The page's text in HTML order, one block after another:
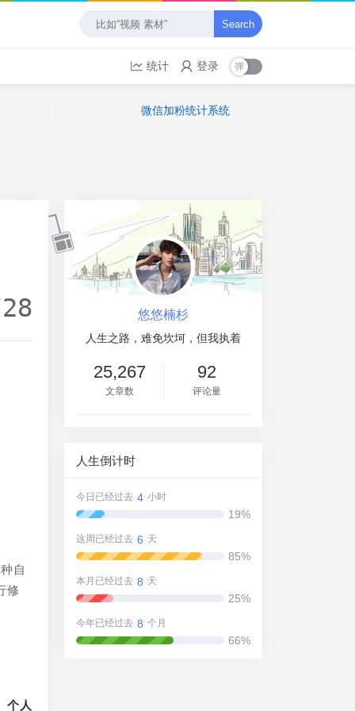
Search
统计 登录
微信加粉统计系统
自
修
个人
悠悠楠杉
人生之路，难免坎坷，但我执着
25,267
文章数
92
评论量
人生倒计时
今日已经过去 4 小时
19%
这周已经过去 6 天
85%
本月已经过去 8 天
25%
今年已经过去 8 个月
66%